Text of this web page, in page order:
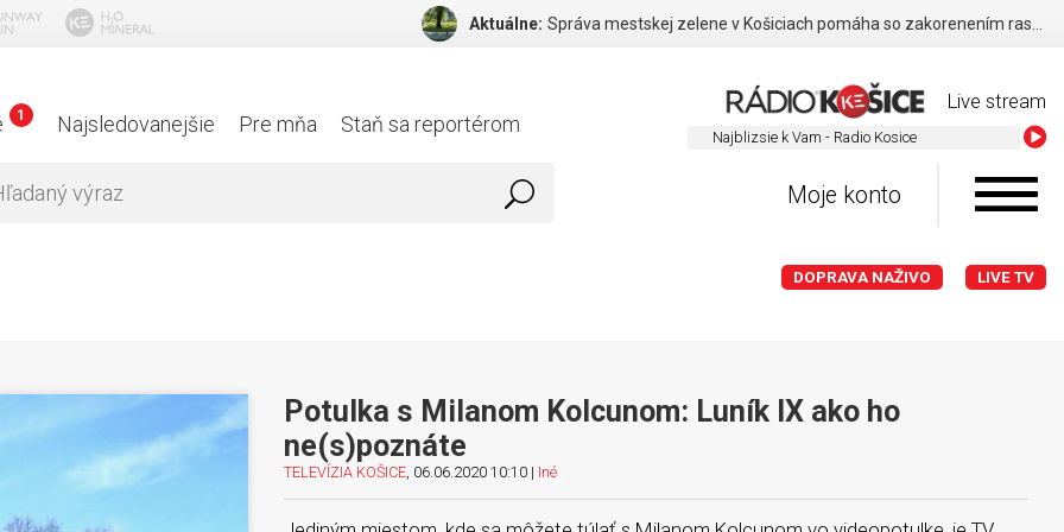
Aktuálne:
Live stream
Najblizsie
1 Najsledovanejšie Pre mňa Staň sa reportérom
Moje konto
DOPRAVA NAŽIVO LIVE TV
Potulka s Milanom Kolcunom: Luník IX ako ho
ne(s)poznáte
TELEVÍZIA KOŠICE, 06.06.2020 10:10 | Iné